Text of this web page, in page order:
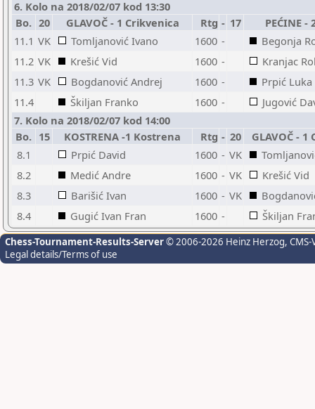
6. Kolo na 2018/02/07 kod 13:30
Bo. 20 GLAVOČ - 1 Crikvenica Rtg - 17
PEĆINE -
11.1 VK Tomljanović Ivano 1600 -
Begonja
11.2 VK Krešić Vid 1600 -
Kranjac
11.3 VK Bogdanović Andrej 1600 -
Prpić Luka
11.4
Škiljan Franko 1600 -
Jugović
7. Kolo na 2018/02/07 kod 14:00
Bo. 15 KOSTRENA -1 Kostrena Rtg - 20
GLAVOČ -
8.1
Prpić David 1600 - VK
8.2
Medić Andre 1600 - VK
Krešić Vid
8.3
Barišić Ivan 1600 - VK
8.4
Gugić Ivan Fran 1600 - Škiljan
Chess-Tournament-Results-Server© 2006-2026 Heinz Herzog,
Legal details/Terms of use